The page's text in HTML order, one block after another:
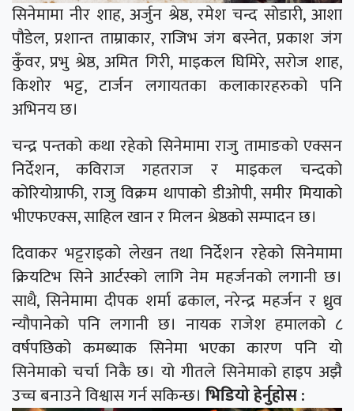
सिनेमामा नीर शाह, अर्जुन श्रेष्ठ, रमेश चन्द सोडारी, आशा
पौडेल, प्रशान्त ताम्राकार, राजिभ जंग बस्नेत, प्रकाश जंग
कुँवर, प्रभु श्रेष्ठ, अमित गिरी, माइकल घिमिरे, सरोज शाह,
किशोर भट्ट, टार्जन लगायतका कलाकारहरुको पनि
अभिनय छ।
चन्द्र पन्तको कथा रहेको सिनेमामा राजु तामाङको एक्सन
निर्देशन, कविराज गहतराज र माइकल चन्दको
कोरियोग्राफी, राजु विक्रम थापाको डीओपी, समीर मियाको
भीएफएक्स, साहिल खान र मिलन श्रेष्ठको सम्पादन छ।
दिवाकर भट्टराइको लेखन तथा निर्देशन रहेको सिनेमामा
क्रियटिभ सिने आर्टस्को लागि नेम महर्जनको लगानी छ।
साथै, सिनेमामा दीपक शर्मा ढकाल, नरेन्द्र महर्जन र ध्रुव
न्यौपानेको पनि लगानी छ। नायक राजेश हमालको ८
वर्षपछिको कमब्याक सिनेमा भएका कारण पनि यो
सिनेमाको चर्चा निकै छ। यो गीतले सिनेमाको हाइप अझै
उच्च बनाउने विश्वास गर्न सकिन्छ। भिडियो हेर्नुहोस :